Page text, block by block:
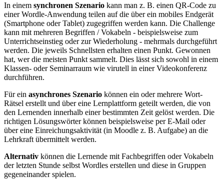
In einem synchronen Szenario kann man z. B. einen QR-Code zu
einer Wordle-Anwendung teilen auf die über ein mobiles Endgerät
(Smartphone oder Tablet) zugegriffen werden kann. Die Challenge
kann mit mehreren Begriffen / Vokabeln - beispielsweise zum
Unterrichtseinstieg oder zur Wiederholung - mehrmals durchgeführt
werden. Die jeweils Schnellsten erhalten einen Punkt. Gewonnen
hat, wer die meisten Punkt sammelt. Dies lässt sich sowohl in einem
Klassen- oder Seminarraum wie virutell in einer Videokonferenz
durchführen.
Für ein asynchrones Szenario können ein oder mehrere Wort-
Rätsel erstellt und über eine Lernplattform geteilt werden, die von
den Lernenden innerhalb einer bestimmten Zeit gelöst werden. Die
richtigen Lösungswörter können beispielsweise per E-Mail oder
über eine Einreichungsaktivität (in Moodle z. B. Aufgabe) an die
Lehrkraft übermittelt werden.
Alternativ können die Lernende mit Fachbegriffen oder Vokabeln
der letzten Stunde selbst Wordles erstellen und diese in Gruppen
gegeneinander spielen.